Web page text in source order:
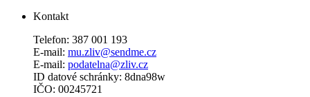
Kontakt
Telefon: 387 001 193
E-mail: mu.zliv@sendme.cz
E-mail: podatelna@zliv.cz
ID datové schránky: 8dna98w
IČO: 00245721